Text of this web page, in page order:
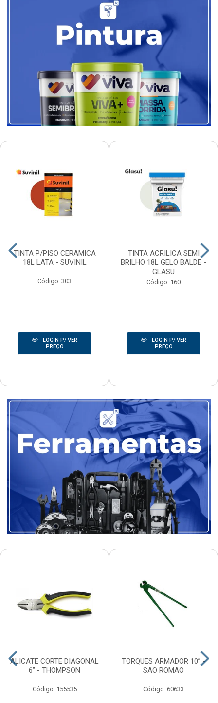
TINTA P/PISO CERAMICA
18L LATA - SUVINIL
Código: 303
LOGIN P/ VER
PREÇO
TINTA ACRILICA SEMI
BRILHO 18L GELO BALDE -
GLASU
Código: 160
LOGIN P/ VER
PREÇO
ALICATE CORTE DIAGONAL
6” - THOMPSON
Código: 155535
TORQUES ARMADOR 10” -
SAO ROMAO
Código: 60633